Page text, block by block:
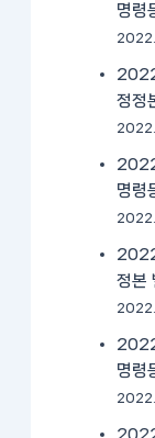
명령
정정
명령
정본
명령